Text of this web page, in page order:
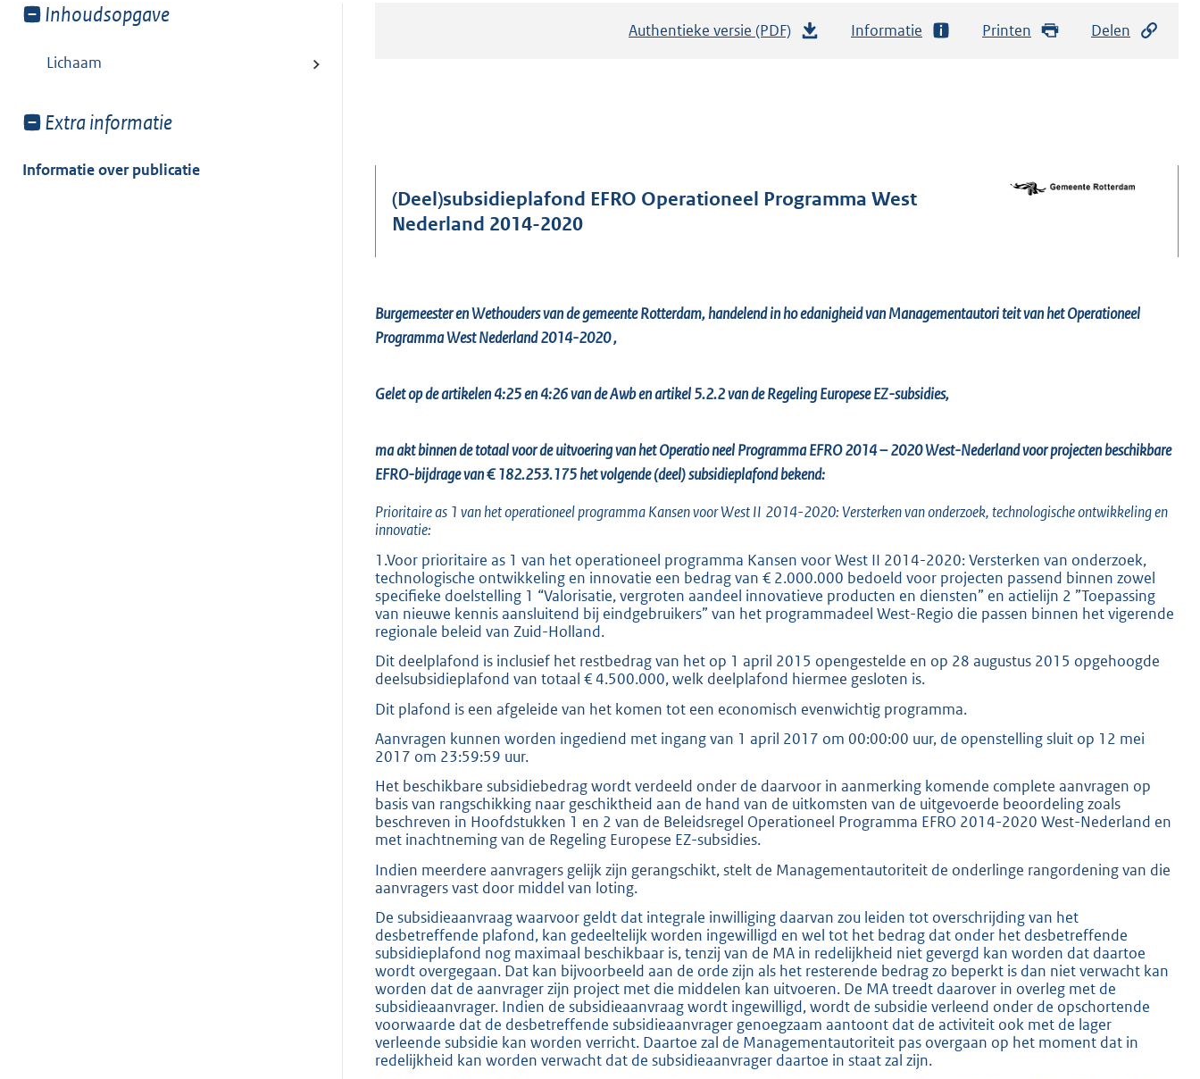
Toon
van:
Inhoudsopgave
Lichaam
Toon
van:
Extra informatie
Informatie over publicatie
Authentieke versie (PDF)
s
t
:
0
b
Informatie Printen Delen
(Deel)subsidieplafond EFRO Operationeel Programma West
Nederland 2014-2020
Burgemeester en Wethouders van de gemeente Rotterdam,handelendin hoedanigheid van Managementautoriteitvan het Operationeel
Programma West Nederland 2014-2020,
Gelet op de artikelen 4:25 en 4:26 van deAwben artikel 5.2.2 van de Regeling Europese EZ-subsidies,
maaktbinnen de totaal voor de uitvoering van het Operationeel Programma EFRO 2014 – 2020West-Nederland voor projecten beschikbare
EFRO-bijdrage van € 182.253.175hetvolgende(deel)subsidieplafond bekend:
Prioritaire as 1 van het operationeel programma Kansen voor West II 2014-2020: Versterken van onderzoek, technologische ontwikkeling en
innovatie:
1.Voor prioritaire as 1 van het operationeel programma Kansen voor West II 2014-2020: Versterken van onderzoek,
technologische ontwikkeling en innovatie een bedrag van € 2.000.000 bedoeld voor projecten passend binnen zowel
specifieke doelstelling 1 “Valorisatie, vergroten aandeel innovatieve producten en diensten” en actielijn 2 ”Toepassing
van nieuwe kennis aansluitend bij eindgebruikers” van het programmadeel West-Regio die passen binnen het vigerende
regionale beleid van Zuid-Holland.
Dit deelplafond is inclusief het restbedrag van het op 1 april 2015 opengestelde en op 28 augustus 2015 opgehoogde
deelsubsidieplafond van totaal € 4.500.000, welk deelplafond hiermee gesloten is.
Dit plafond is een afgeleide van het komen tot een economisch evenwichtig programma.
Aanvragen kunnen worden ingediend met ingang van 1 april 2017 om 00:00:00 uur, de openstelling sluit op 12 mei
2017 om 23:59:59 uur.
Het beschikbare subsidiebedrag wordt verdeeld onder de daarvoor in aanmerking komende complete aanvragen op
basis van rangschikking naar geschiktheid aan de hand van de uitkomsten van de uitgevoerde beoordeling zoals
beschreven in Hoofdstukken 1 en 2 van de Beleidsregel Operationeel Programma EFRO 2014-2020 West-Nederland en
met inachtneming van de Regeling Europese EZ-subsidies.
Indien meerdere aanvragers gelijk zijn gerangschikt, stelt de Managementautoriteit de onderlinge rangordening van die
aanvragers vast door middel van loting.
De subsidieaanvraag waarvoor geldt dat integrale inwilliging daarvan zou leiden tot overschrijding van het
desbetreffende plafond, kan gedeeltelijk worden ingewilligd en wel tot het bedrag dat onder het desbetreffende
subsidieplafond nog maximaal beschikbaar is, tenzij van de MA in redelijkheid niet gevergd kan worden dat daartoe
wordt overgegaan. Dat kan bijvoorbeeld aan de orde zijn als het resterende bedrag zo beperkt is dan niet verwacht kan
worden dat de aanvrager zijn project met die middelen kan uitvoeren. De MA treedt daarover in overleg met de
subsidieaanvrager. Indien de subsidieaanvraag wordt ingewilligd, wordt de subsidie verleend onder de opschortende
voorwaarde dat de desbetreffende subsidieaanvrager genoegzaam aantoont dat de activiteit ook met de lager
verleende subsidie kan worden verricht. Daartoe zal de Managementautoriteit pas overgaan op het moment dat in
redelijkheid kan worden verwacht dat de subsidieaanvrager daartoe in staat zal zijn.